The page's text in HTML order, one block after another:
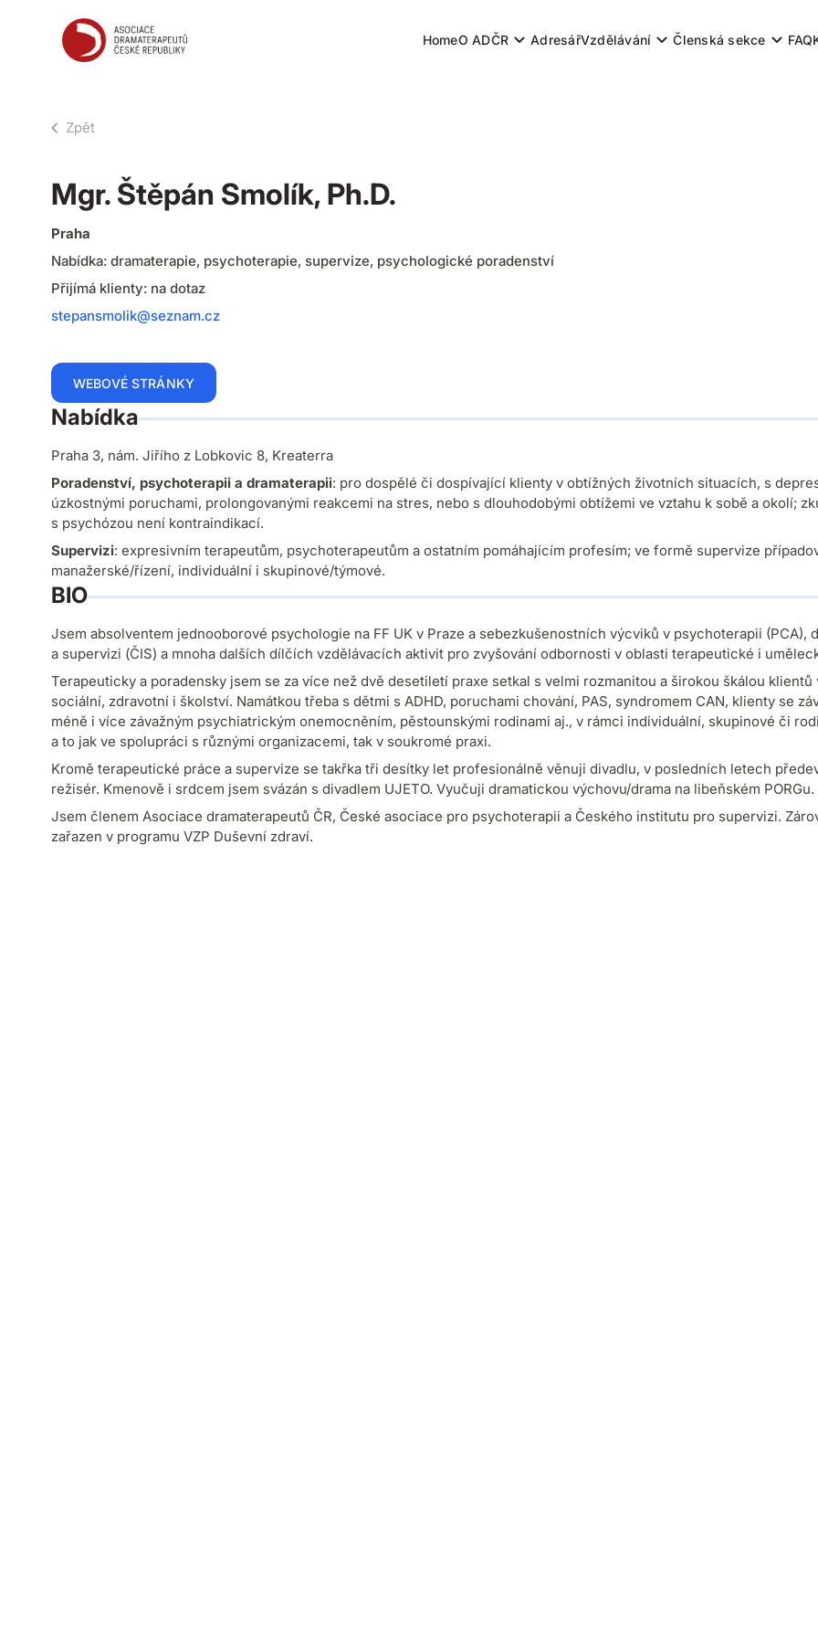
ADČR HomeO ADČR AdresářVzdělávání Členská sekce FAQ
Zpět
Mgr. Štěpán Smolík, Ph.D.
Praha
Nabídka: dramaterapie, psychoterapie, supervize, psychologické poradenství
Přijímá klienty: na dotaz
stepansmolik@seznam.cz
WEBOVÉ STRÁNKY
Nabídka
Praha 3, nám. Jiřího z Lobkovic 8, Kreaterra
Poradenství, psychoterapii a dramaterapii: pro dospělé či dospívající klienty v obtížných životních situacích, s
úzkostnými poruchami, prolongovanými reakcemi na stres, nebo s dlouhodobými obtížemi ve vztahu k sobě a okolí;
s psychózou není kontraindikací.
Supervizi: expresivním terapeutům, psychoterapeutům a ostatním pomáhajícím profesím; ve formě supervize
manažerské/řízení, individuální i skupinové/týmové.
BIO
Jsem absolventem jednooborové psychologie na FF UK v Praze a sebezkušenostních výcviků v psychoterapii (PCA),
a supervizi (ČIS) a mnoha dalších dílčích vzdělávacích aktivit pro zvyšování odbornosti v oblasti terapeutické i
Terapeuticky a poradensky jsem se za více než dvě desetiletí praxe setkal s velmi rozmanitou a širokou škálou klientů
sociální, zdravotní i školství. Namátkou třeba s dětmi s ADHD, poruchami chování, PAS, syndromem CAN, klienty se
méně i více závažným psychiatrickým onemocněním, pěstounskými rodinami aj., v rámci individuální, skupinové či
a to jak ve spolupráci s různými organizacemi, tak v soukromé praxi.
Kromě terapeutické práce a supervize se takřka tři desítky let profesionálně věnuji divadlu, v posledních letech
režisér. Kmenově i srdcem jsem svázán s divadlem UJETO. Vyučuji dramatickou výchovu/drama na libeňském PORGu.
Jsem členem Asociace dramaterapeutů ČR, České asociace pro psychoterapii a Českého institutu pro supervizi.
zařazen v programu VZP Duševní zdraví.